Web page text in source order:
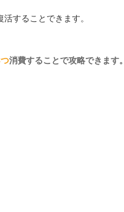
活することできます。
消費することで攻略できます。